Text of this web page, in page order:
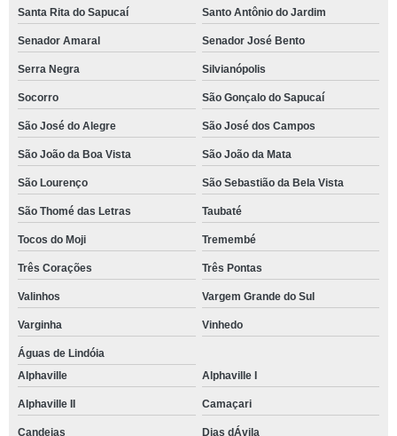
Santa Rita do Sapucaí Santo Antônio do Jardim
Senador Amaral Senador José Bento
Serra Negra Silvianópolis
Socorro São Gonçalo do Sapucaí
São José do Alegre São José dos Campos
São João da Boa Vista São João da Mata
São Lourenço São Sebastião da Bela Vista
São Thomé das Letras Taubaté
Tocos do Moji Tremembé
Três Corações Três Pontas
Valinhos Vargem Grande do Sul
Varginha Vinhedo
Águas de Lindóia
Alphaville
Alphaville I
Alphaville II Camaçari
Candeias Dias dÁvila